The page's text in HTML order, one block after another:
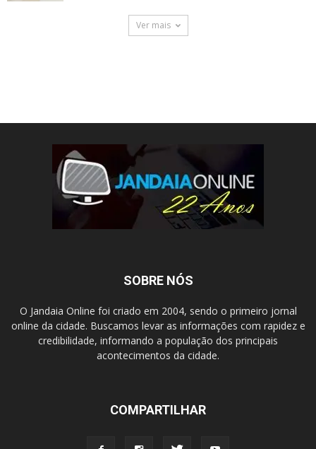
Ver mais
SOBRE NÓS
O Jandaia Online foi criado em 2004, sendo o primeiro jornal
online da cidade. Buscamos levar as informações com rapidez e
credibilidade, informando a população dos principais
acontecimentos da cidade.
COMPARTILHAR